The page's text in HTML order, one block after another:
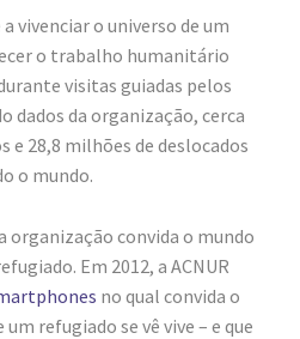
vivenciar o universo de um
o trabalho humanitário
visitas guiadas pelos
dados da organização, cerca
e 28,8 milhões de deslocados
o mundo.
organização convida o mundo
Em 2012, a ACNUR
no qual convida o
refugiado se vê vive – e que